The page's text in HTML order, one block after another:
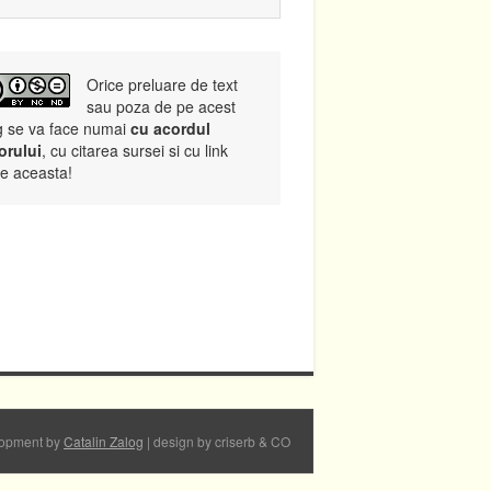
Orice preluare de text
sau poza de pe acest
se va face numai cu acordul
, cu citarea sursei si cu link
aceasta!
byCatalin Zalog | design by criserb & CO